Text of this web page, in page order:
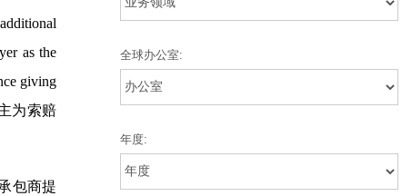
as the
giving
为索赔
包商提
全球办公室:
年度: